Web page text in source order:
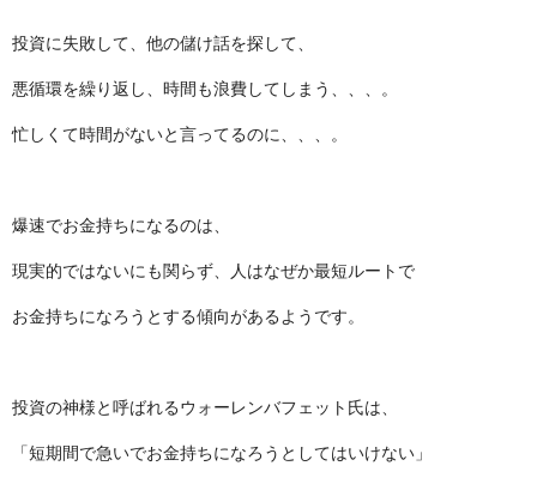
投資に失敗して、他の儲け話を探して、
悪循環を繰り返し、時間も浪費してしまう、、、。
忙しくて時間がないと言ってるのに、、、。
爆速でお金持ちになるのは、
現実的ではないにも関らず、人はなぜか最短ルートで
お金持ちになろうとする傾向があるようです。
投資の神様と呼ばれるウォーレンバフェット氏は、
「短期間で急いでお金持ちになろうとしてはいけない」